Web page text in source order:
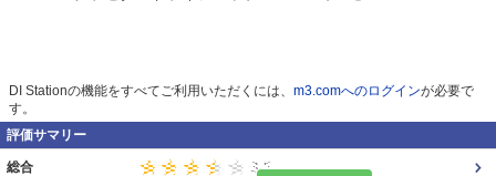
DI Stationの機能をすべてご利用いただくには、 m3.comへのログインが必要で
す。
評価サマリー
総合